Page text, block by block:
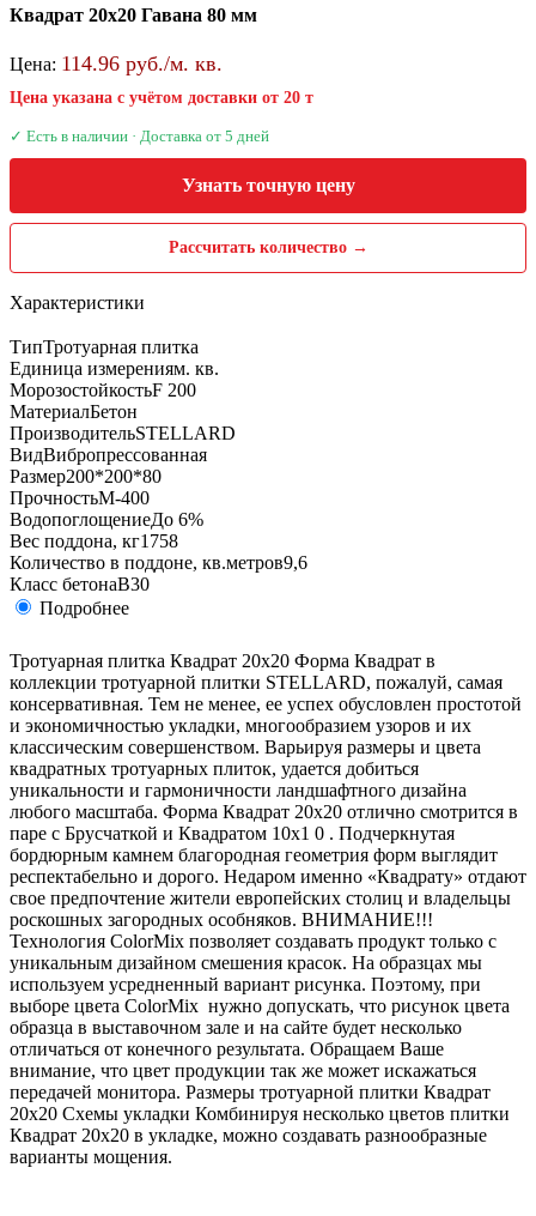
Квадрат 20х20 Гавана 80 мм
Цена: 114.96 руб./м. кв.
Цена указана с учётом доставки от 20 т
✓ Есть в наличии · Доставка от 5 дней
Узнать точную цену
Рассчитать количество →
Характеристики
ТипТротуарная плитка
Единица измерениям. кв.
МорозостойкостьF 200
МатериалБетон
ПроизводительSTELLARD
ВидВибропрессованная
Размер200*200*80
ПрочностьМ-400
ВодопоглощениеДо 6%
Вес поддона, кг1758
Количество в поддоне, кв.метров9,6
Класс бетонаB30
Подробнее
Тротуарная плитка Квадрат 20х20 Форма Квадрат в
коллекции тротуарной плитки STELLARD, пожалуй, самая
консервативная. Тем не менее, ее успех обусловлен простотой
и экономичностью укладки, многообразием узоров и их
классическим совершенством. Варьируя размеры и цвета
квадратных тротуарных плиток, удается добиться
уникальности и гармоничности ландшафтного дизайна
любого масштаба. Форма Квадрат 20х20 отлично смотрится в
паре с Брусчаткой и Квадратом 10х1 0 . Подчеркнутая
бордюрным камнем благородная геометрия форм выглядит
респектабельно и дорого. Недаром именно «Квадрату» отдают
свое предпочтение жители европейских столиц и владельцы
роскошных загородных особняков. ВНИМАНИЕ!!!
Технология ColorMix позволяет создавать продукт только с
уникальным дизайном смешения красок. На образцах мы
используем усредненный вариант рисунка. Поэтому, при
выборе цвета ColorMix нужно допускать, что рисунок цвета
образца в выставочном зале и на сайте будет несколько
отличаться от конечного результата. Обращаем Ваше
внимание, что цвет продукции так же может искажаться
передачей монитора. Размеры тротуарной плитки Квадрат
20х20 Схемы укладки Комбинируя несколько цветов плитки
Квадрат 20х20 в укладке, можно создавать разнообразные
варианты мощения.